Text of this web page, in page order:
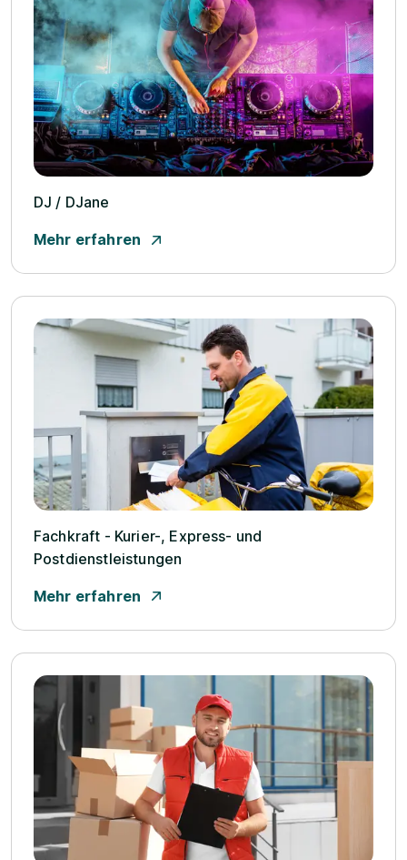
DJ /­ DJane
Mehr erfahren
Fachkraft - Kurier-, Express- und
Postdienstleistungen
Mehr erfahren